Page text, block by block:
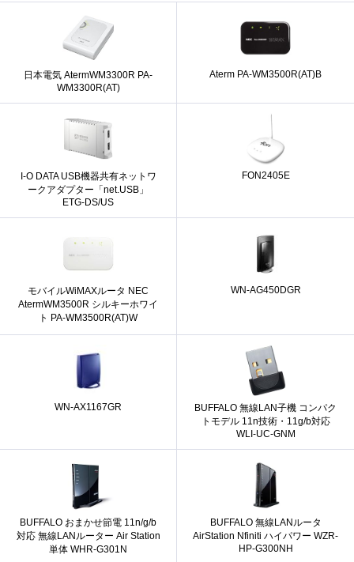
日本電気 AtermWM3300R PA-
WM3300R(AT)
Aterm PA-WM3500R(AT)B
I-O DATA USB機器共有ネットワ
ークアダプター「net.USB」
ETG-DS/US
FON2405E
モバイルWiMAXルータ NEC
AtermWM3500R シルキーホワイ
ト PA-WM3500R(AT)W
WN-AG450DGR
WN-AX1167GR
BUFFALO 無線LAN子機 コンパク
トモデル 11n技術・11g/b対応
WLI-UC-GNM
BUFFALO おまかせ節電 11n/g/b
対応 無線LANルーター Air Station
単体 WHR-G301N
BUFFALO 無線LANルータ
AirStation Nfiniti ハイパワー WZR-
HP-G300NH